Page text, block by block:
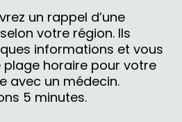
un rappel d’une
votre région. Ils
informations et vous
horaire pour votre
avec un médecin.
5 minutes.